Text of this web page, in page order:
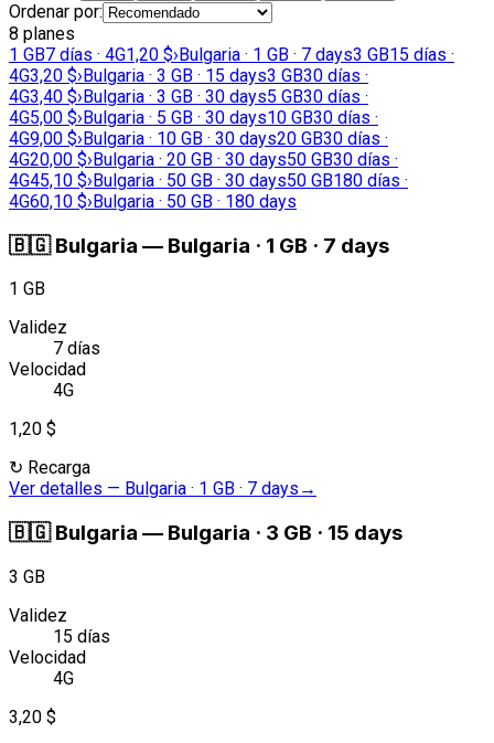
Ordenar por:
8 planes
1 GB7 días · 4G1,20 $›Bulgaria · 1 GB · 7 days3 GB15 días ·
4G3,20 $›Bulgaria · 3 GB · 15 days3 GB30 días ·
4G3,40 $›Bulgaria · 3 GB · 30 days5 GB30 días ·
4G5,00 $›Bulgaria · 5 GB · 30 days10 GB30 días ·
4G9,00 $›Bulgaria · 10 GB · 30 days20 GB30 días ·
4G20,00 $›Bulgaria · 20 GB · 30 days50 GB30 días ·
4G45,10 $›Bulgaria · 50 GB · 30 days50 GB180 días ·
4G60,10 $›Bulgaria · 50 GB · 180 days
🇧🇬 Bulgaria — Bulgaria · 1 GB · 7 days
1 GB
Validez
7 días
Velocidad
4G
1,20 $
↻ Recarga
Ver detalles — Bulgaria · 1 GB · 7 days →
🇧🇬 Bulgaria — Bulgaria · 3 GB · 15 days
3 GB
Validez
15 días
Velocidad
4G
3,20 $